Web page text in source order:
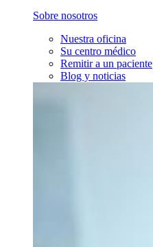
Sobre nosotros
Nuestra oficina
Su centro médico
Remitir a un paciente
Blog y noticias